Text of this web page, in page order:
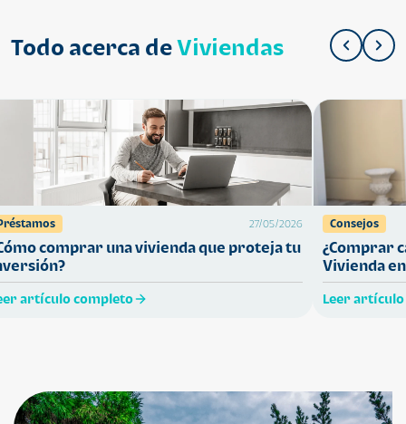
Todo acerca deViviendas
27/05/2026
comprar una vivienda que proteja tu
artículo completo
Consejos
¿Comprar
Vivienda
Leer